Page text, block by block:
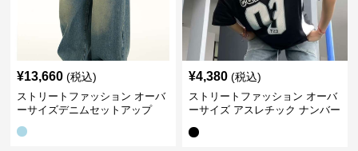
¥13,660 (税込)
ストリートファッション オーバ
ーサイズデニムセットアップ
¥4,380 (税込)
ストリートファッション オーバ
ーサイズ アスレチック ナンバー